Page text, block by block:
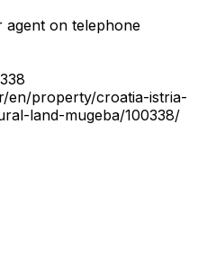
on telephone
en/property/croatia-istria-
land-mugeba/100338/